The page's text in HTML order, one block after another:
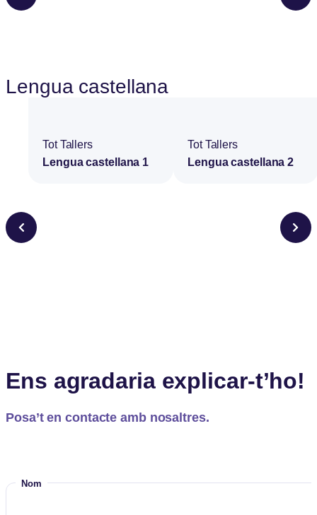
Lengua castellana
Tot Tallers
Lengua castellana 1
Tot Tallers
Lengua castellana 2
Ens agradaria explicar-t’ho!
Posa’t en contacte amb nosaltres.
Nom